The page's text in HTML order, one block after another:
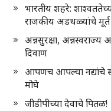
भारतीय शहरे:
राजकीय अडथळ्यांचे मूर्त
अन्नसुरक्षा,
दिवाण
आपणच आपल्या नद्यांचे
मोघे
जीडीपीच्या देवाचे